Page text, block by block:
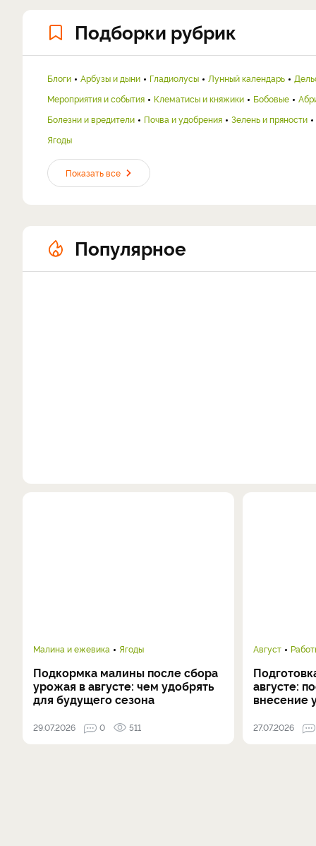
Подборки рубрик
Блоги Арбузы и дыни Гладиолусы Лунный календарь
Мероприятия и события
Клематисы и княжики Бобовые
Болезни и вредители
Почва и удобрения
Зелень и пряности
Ягоды
Показать все
Популярное
Малина и ежевика Ягоды
Подкормка малины после сбора
урожая в августе: чем удобрять
для будущего сезона
29.07.2026 0 511
Август
августе:
внесение
27.07.2026